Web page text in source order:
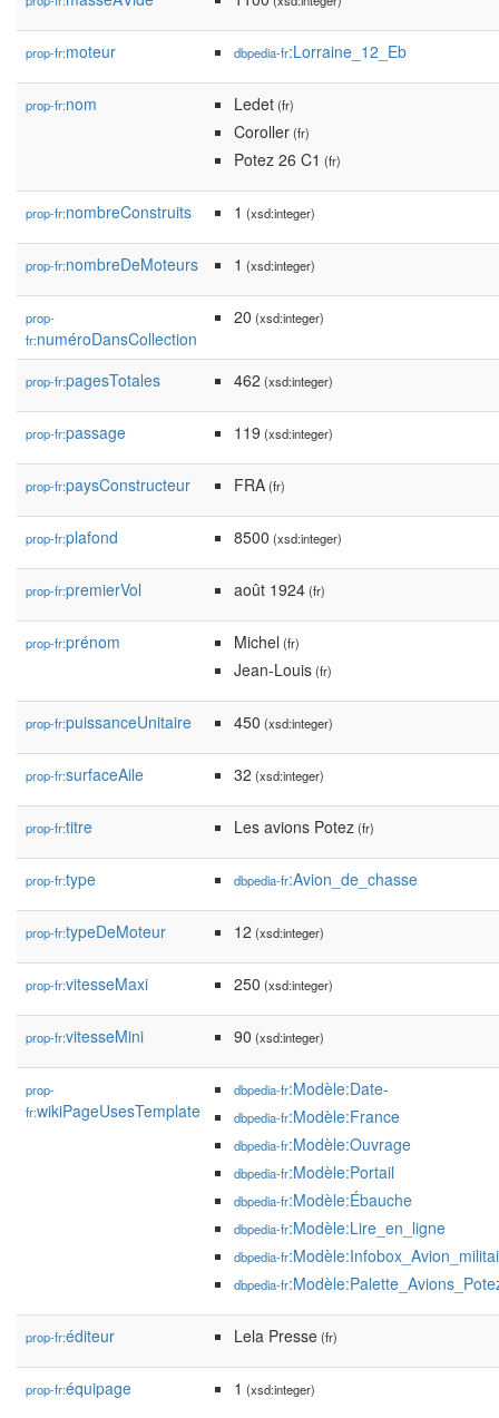
prop-fr:moteur dbpedia-fr:Lorraine_12_Eb
prop-fr:nom Ledet(fr)
Coroller(fr)
Potez 26 C1 (fr)
prop-fr:nombreConstruits 1 (xsd:integer)
prop-fr:nombreDeMoteurs 1 (xsd:integer)
prop-
fr:numéroDansCollection
20 (xsd:integer)
prop-fr:pagesTotales 462 (xsd:integer)
prop-fr:passage 119 (xsd:integer)
prop-fr:paysConstructeur FRA(fr)
prop-fr:plafond 8500 (xsd:integer)
prop-fr:premierVol août 1924(fr)
prop-fr:prénom Michel (fr)
Jean-Louis(fr)
prop-fr:puissanceUnitaire 450 (xsd:integer)
prop-fr:surfaceAile 32 (xsd:integer)
prop-fr:titre Les avions Potez(fr)
prop-fr:type dbpedia-fr:Avion_de_chasse
prop-fr:typeDeMoteur 12 (xsd:integer)
prop-fr:vitesseMaxi 250 (xsd:integer)
prop-fr:vitesseMini 90 (xsd:integer)
prop-
fr:wikiPageUsesTemplate
dbpedia-fr:Modèle:Date-
dbpedia-fr:Modèle:France
dbpedia-fr:Modèle:Ouvrage
dbpedia-fr:Modèle:Portail
dbpedia-fr:Modèle:Ébauche
dbpedia-fr:Modèle:Lire_en_ligne
dbpedia-fr
dbpedia-fr
prop-fr:éditeur Lela Presse(fr)
prop-fr:équipage 1 (xsd:integer)